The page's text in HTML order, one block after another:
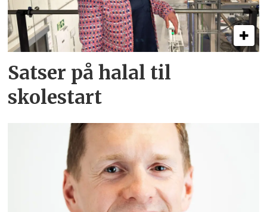
Satser på halal til
skolestart